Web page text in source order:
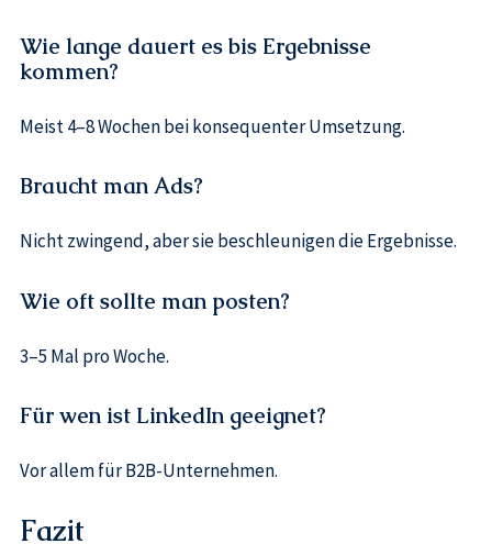
Wie lange dauert es bis Ergebnisse
kommen?
Meist 4–8 Wochen bei konsequenter Umsetzung.
Braucht man Ads?
Nicht zwingend, aber sie beschleunigen die Ergebnisse.
Wie oft sollte man posten?
3–5 Mal pro Woche.
Für wen ist LinkedIn geeignet?
Vor allem für B2B-Unternehmen.
Fazit